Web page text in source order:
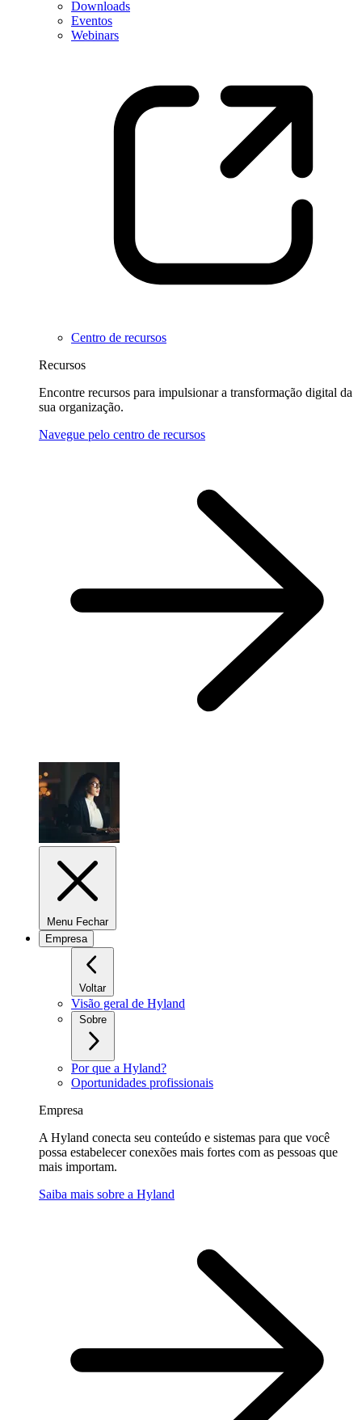
Downloads
Eventos
Webinars
Centro de recursos
Recursos
Encontre recursos para impulsionar a transformação digital da
sua organização.
Navegue pelo centro de recursos
Menu Fechar
Empresa
Voltar
Visão geral de Hyland
Sobre
Por que a Hyland?
Oportunidades profissionais
Empresa
A Hyland conecta seu conteúdo e sistemas para que você
possa estabelecer conexões mais fortes com as pessoas que
mais importam.
Saiba mais sobre a Hyland